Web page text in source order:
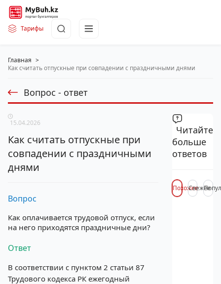
Тарифы
Главная >
Как считать отпускные при совпадении с праздничными днями
Вопрос - ответ
15.04.2026
Как считать отпускные при
совпадении с праздничными
днями
Вопрос
Как оплачивается трудовой отпуск, если
на него приходятся праздничные дни?
Ответ
В соответствии с пунктом 2 статьи 87
Трудового кодекса РК ежегодный
Читайте
больше
ответов
ПохожееСвежее